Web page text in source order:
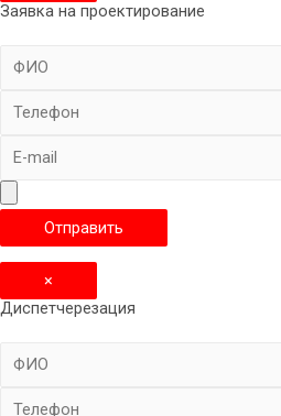
Заявка на проектирование
×
Диспетчерезация